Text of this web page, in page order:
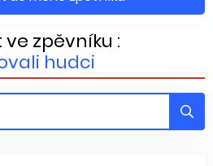
zpěvníku :
hudci